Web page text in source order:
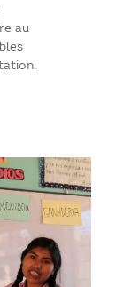
au